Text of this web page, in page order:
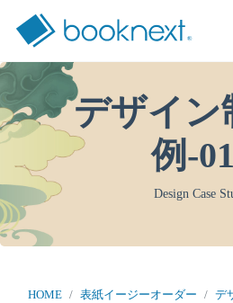
デザイン
例-
Design Case
HOME 表紙イージーオーダー
デ